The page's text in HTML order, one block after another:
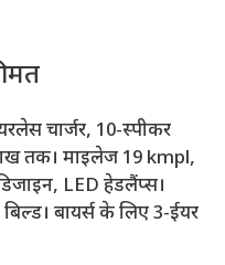
चार्जर, 10-स्पीकर
तक। माइलेज 19 kmpl,
LED हेडलैंप्स।
बायर्स के लिए 3-ईयर